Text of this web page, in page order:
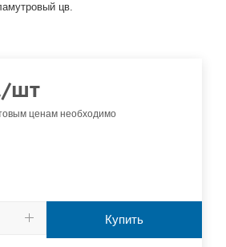
цв.
/шт
ценам необходимо
Купить